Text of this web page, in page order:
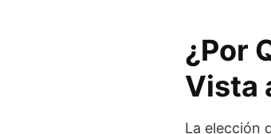
¿Por
Vista
La elección